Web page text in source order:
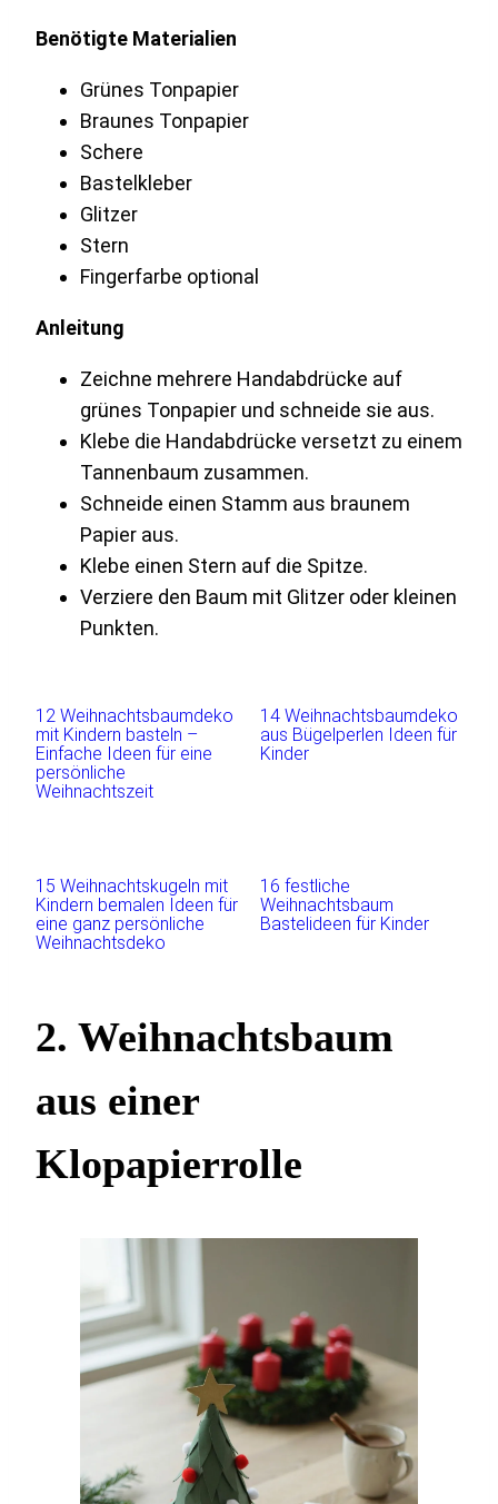
Benötigte Materialien
Grünes Tonpapier
Braunes Tonpapier
Schere
Bastelkleber
Glitzer
Stern
Fingerfarbe optional
Anleitung
Zeichne mehrere Handabdrücke auf
grünes Tonpapier und schneide sie aus.
Klebe die Handabdrücke versetzt zu einem
Tannenbaum zusammen.
Schneide einen Stamm aus braunem
Papier aus.
Klebe einen Stern auf die Spitze.
Verziere den Baum mit Glitzer oder kleinen
Punkten.
12 Weihnachtsbaumdeko
mit Kindern basteln –
Einfache Ideen für eine
persönliche
Weihnachtszeit
14 Weihnachtsbaumdeko
aus Bügelperlen Ideen für
Kinder
15 Weihnachtskugeln mit
Kindern bemalen Ideen für
eine ganz persönliche
Weihnachtsdeko
16 festliche
Weihnachtsbaum
Bastelideen für Kinder
2. Weihnachtsbaum
aus einer
Klopapierrolle